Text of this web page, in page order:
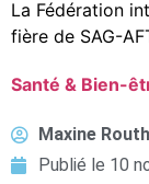
La Fédération
fière de SAG-
Santé & Bien-
Maxine
Publié le 10